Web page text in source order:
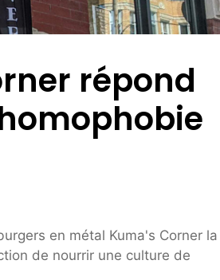
répond
en métal Kuma's Corner la
de nourrir une culture de